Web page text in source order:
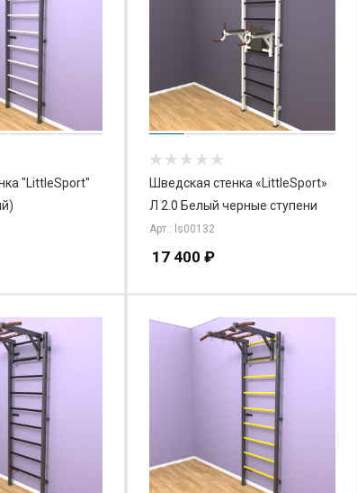
"LittleSport"
Шведская стенка «LittleSport»
Л 2.0 Белый черные ступени
Арт.: ls00132
17 400 ₽